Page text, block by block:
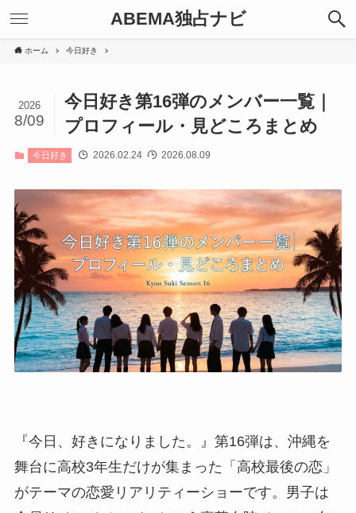
ABEMA独占ナビ
ホーム 今日好き
今日好き第16弾のメンバー一覧｜
プロフィール・見どころまとめ
2026
8/09
今日好き 2026.02.24 2026.08.09
『今日、好きになりました。』第16弾は、沖縄を
舞台に高校3年生だけが集まった「高校最後の恋」
がテーマの恋愛リアリティーショーです。男子は